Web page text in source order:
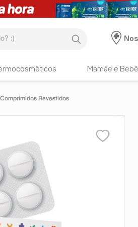
Mamãe e Bebê
Revestidos